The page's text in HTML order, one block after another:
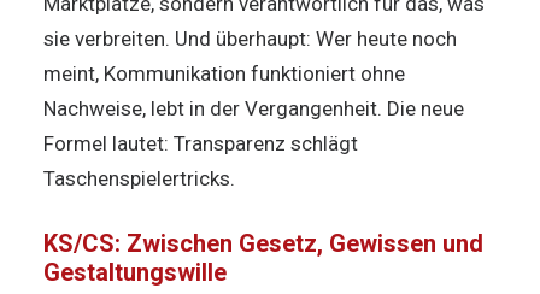
sie verbreiten. Und überhaupt: Wer heute noch
meint, Kommunikation funktioniert ohne
Nachweise, lebt in der Vergangenheit. Die neue
Formel lautet: Transparenz schlägt
Taschenspielertricks.
KS/CS: Zwischen Gesetz, Gewissen und
Gestaltungswille